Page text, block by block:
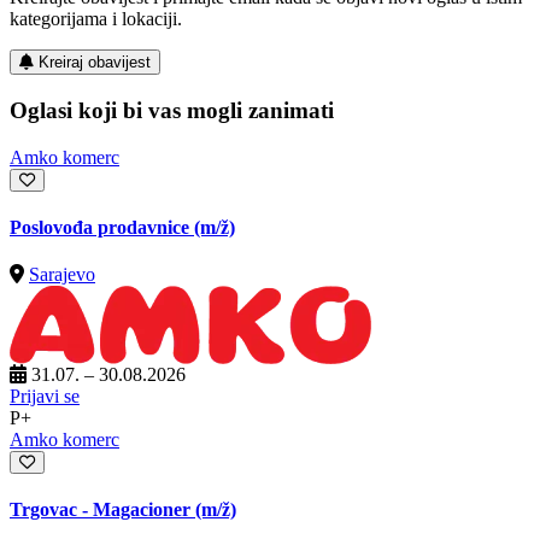
kategorijama i lokaciji.
Kreiraj obavijest
Oglasi koji bi vas mogli zanimati
Amko komerc
Poslovođa prodavnice (m/ž)
Sarajevo
31.07. – 30.08.2026
Prijavi se
P+
Amko komerc
Trgovac - Magacioner (m/ž)